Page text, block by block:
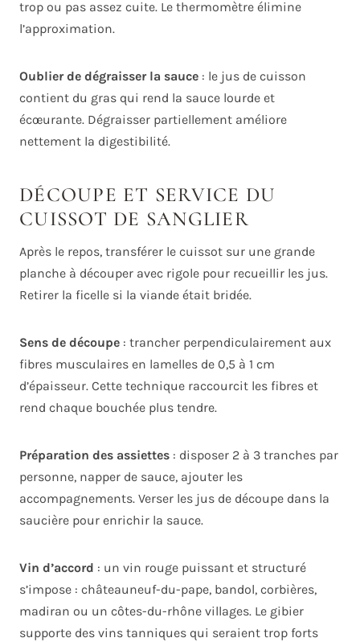
trop ou pas assez cuite. Le thermomètre élimine
l’approximation.
Oublier de dégraisser la sauce : le jus de cuisson
contient du gras qui rend la sauce lourde et
écœurante. Dégraisser partiellement améliore
nettement la digestibilité.
DÉCOUPE ET SERVICE DU
CUISSOT DE SANGLIER
Après le repos, transférer le cuissot sur une grande
planche à découper avec rigole pour recueillir les jus.
Retirer la ficelle si la viande était bridée.
Sens de découpe : trancher perpendiculairement aux
fibres musculaires en lamelles de 0,5 à 1 cm
d’épaisseur. Cette technique raccourcit les fibres et
rend chaque bouchée plus tendre.
Préparation des assiettes : disposer 2 à 3 tranches par
personne, napper de sauce, ajouter les
accompagnements. Verser les jus de découpe dans la
saucière pour enrichir la sauce.
Vin d’accord : un vin rouge puissant et structuré
s’impose : châteauneuf-du-pape, bandol, corbières,
madiran ou un côtes-du-rhône villages. Le gibier
supporte des vins tanniques qui seraient trop forts